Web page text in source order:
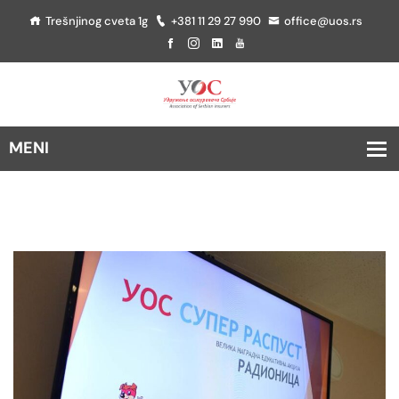
Trešnjinog cveta 1g +381 11 29 27 990 office@uos.rs